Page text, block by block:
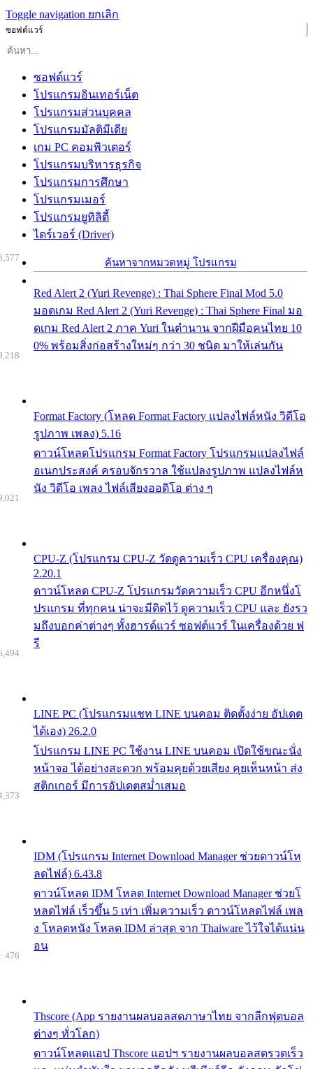
Toggle navigation ยกเลิก
ซอฟต์แวร์
ซอฟต์แวร์
โปรแกรมอินเทอร์เน็ต
โปรแกรมส่วนบุคคล
โปรแกรมมัลติมีเดีย
เกม PC คอมพิวเตอร์
โปรแกรมบริหารธุรกิจ
โปรแกรมการศึกษา
โปรแกรมเมอร์
โปรแกรมยูทิลิตี้
ไดร์เวอร์ (Driver)
ค้นหาจากหมวดหมู่ โปรแกรม
Red Alert 2 (Yuri Revenge) : Thai Sphere Final Mod 5.0
มอดเกม Red Alert 2 (Yuri Revenge) : Thai Sphere Final มอ
ดเกม Red Alert 2 ภาค Yuri ในตำนาน จากฝีมือคนไทย 10
0% พร้อมสิ่งก่อสร้างใหม่ๆ กว่า 30 ชนิด มาให้เล่นกัน
Format Factory (โหลด Format Factory แปลงไฟล์หนัง วิดีโอ
รูปภาพ เพลง) 5.16
ดาวน์โหลดโปรแกรม Format Factory โปรแกรมแปลงไฟล์
อเนกประสงค์ ครอบจักรวาล ใช้แปลงรูปภาพ แปลงไฟล์ห
นัง วิดีโอ เพลง ไฟล์เสียงออดิโอ ต่าง ๆ
CPU-Z (โปรแกรม CPU-Z วัดดูความเร็ว CPU เครื่องคุณ)
2.20.1
ดาวน์โหลด CPU-Z โปรแกรมวัดความเร็ว CPU อีกหนึ่งโ
ปรแกรม ที่ทุกคน น่าจะมีติดไว้ ดูความเร็ว CPU และ ยังรว
มถึงบอกค่าต่างๆ ทั้งฮารด์แวร์ ซอฟต์แวร์ ในเครื่องด้วย ฟ
รี
LINE PC (โปรแกรมแชท LINE บนคอม ติดตั้งง่าย อัปเดต
ได้เอง) 26.2.0
โปรแกรม LINE PC ใช้งาน LINE บนคอม เปิดใช้ขณะนั่ง
หน้าจอ ได้อย่างสะดวก พร้อมคุยด้วยเสียง คุยเห็นหน้า ส่ง
สติกเกอร์ มีการอัปเดตสม่ำเสมอ
IDM (โปรแกรม Internet Download Manager ช่วยดาวน์โห
ลดไฟล์) 6.43.8
ดาวน์โหลด IDM โหลด Internet Download Manager ช่วยโ
หลดไฟล์ เร็วขึ้น 5 เท่า เพิ่มความเร็ว ดาวน์โหลดไฟล์ เพล
ง โหลดหนัง โหลด IDM ล่าสุด จาก Thaiware ไว้ใจได้แน่น
อน
Thscore (App รายงานผลบอลสดภาษาไทย จากลีกฟุตบอล
ต่างๆ ทั่วโลก)
ดาวน์โหลดแอป Thscore แอปฯ รายงานผลบอลสดรวดเร็ว
476